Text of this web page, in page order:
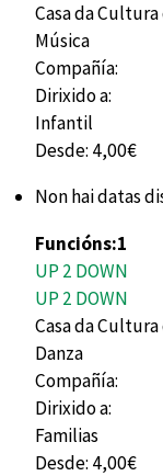
Casa da
Música
Compañía:
Dirixido a:
Infantil
Desde: 4,00€
Non hai datas
Funcións:1
UP 2 DOWN
UP 2 DOWN
Casa da
Danza
Compañía:
Dirixido a:
Familias
Desde: 4,00€